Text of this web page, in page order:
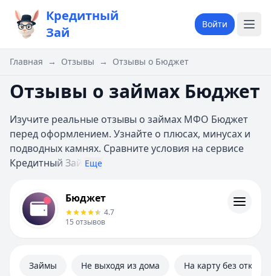
Кредитный
Зай
Войти
Главная → Отзывы → Отзывы о Бюджет
Отзывы о займах Бюджет
Изучите реальные отзывы о займах МФО Бюджет
перед оформлением. Узнайте о плюсах, минусах и
подводных камнях. Сравните условия на сервисе
Кредитный Зай Еще
ИнформацияБюджет
4.7
15 отзывов
Займы Не выходя из дома На карту без отказа